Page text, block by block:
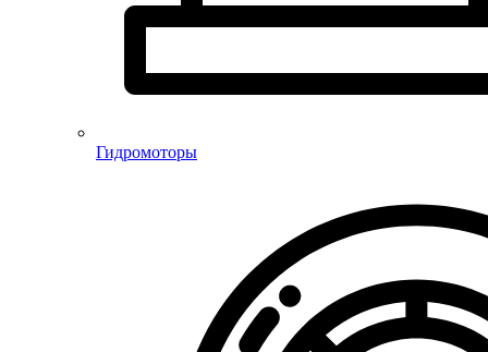
Гидромоторы